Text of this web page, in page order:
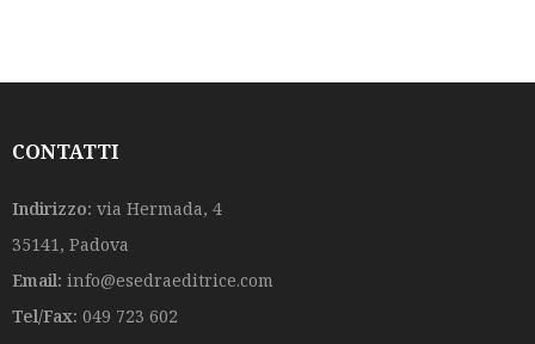
CONTATTI
Indirizzo: via Hermada, 4
35141, Padova
Email: info@esedraeditrice.com
Tel/Fax: 049 723 602